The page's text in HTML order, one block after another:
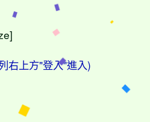
右上方"登入"進入)